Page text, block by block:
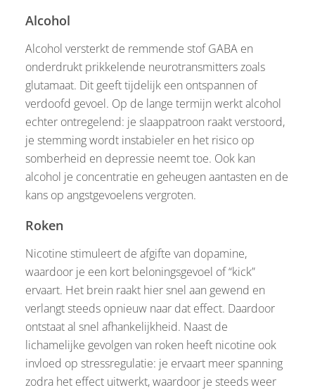
Alcohol
Alcohol versterkt de remmende stof GABA en
onderdrukt prikkelende neurotransmitters zoals
glutamaat. Dit geeft tijdelijk een ontspannen of
verdoofd gevoel. Op de lange termijn werkt alcohol
echter ontregelend: je slaappatroon raakt verstoord,
je stemming wordt instabieler en het risico op
somberheid en depressie neemt toe. Ook kan
alcohol je concentratie en geheugen aantasten en de
kans op angstgevoelens vergroten.
Roken
Nicotine stimuleert de afgifte van dopamine,
waardoor je een kort beloningsgevoel of “kick”
ervaart. Het brein raakt hier snel aan gewend en
verlangt steeds opnieuw naar dat effect. Daardoor
ontstaat al snel afhankelijkheid. Naast de
lichamelijke gevolgen van roken heeft nicotine ook
invloed op stressregulatie: je ervaart meer spanning
zodra het effect uitwerkt, waardoor je steeds weer